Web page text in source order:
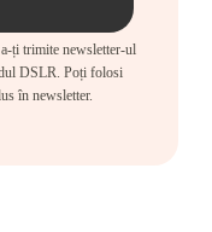
ți trimite newsletter-ul
DSLR. Poți folosi
în newsletter.